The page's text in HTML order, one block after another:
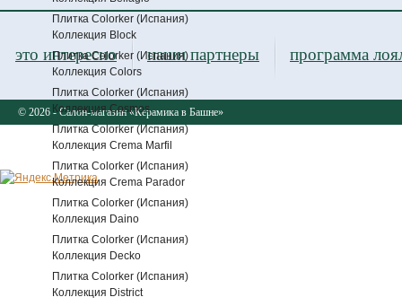
Плитка Colorker (Испания)
Коллекция Block
Плитка Colorker (Испания)
Коллекция Colors
Плитка Colorker (Испания)
Коллекция Cosmos
Плитка Colorker (Испания)
Коллекция Crema Marfil
Плитка Colorker (Испания)
Коллекция Crema Parador
Плитка Colorker (Испания)
Коллекция Daino
Плитка Colorker (Испания)
Коллекция Decko
Плитка Colorker (Испания)
Коллекция District
это интересно наши партнеры программа
© 2026 - Салон-магазин «Керамика в Башне»